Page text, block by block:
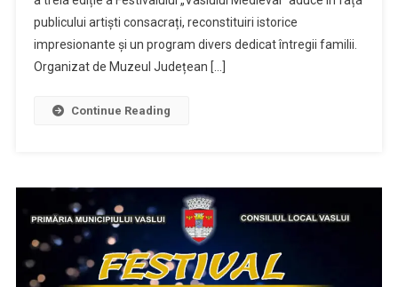
publicului artiști consacrați, reconstituiri istorice
impresionante și un program divers dedicat întregii familii.
Organizat de Muzeul Județean […]
Continue Reading